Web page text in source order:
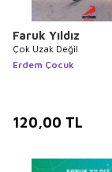
Faruk Yıldız
Çok Uzak Değil
Erdem Çocuk
120,00 TL